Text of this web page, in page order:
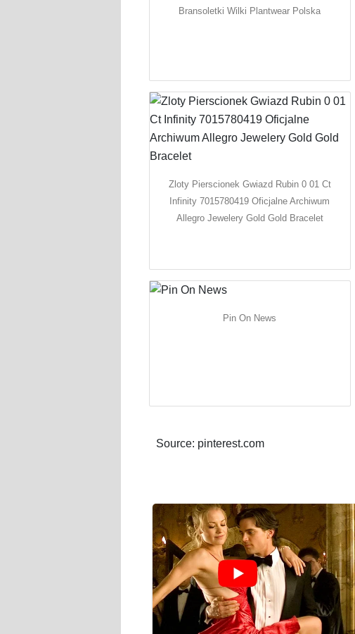
Bransoletki Wilki Plantwear Polska
Zloty Pierscionek Gwiazd Rubin 0 01 Ct
Infinity 7015780419 Oficjalne Archiwum
Allegro Jewelery Gold Gold Bracelet
Pin On News
Source: pinterest.com